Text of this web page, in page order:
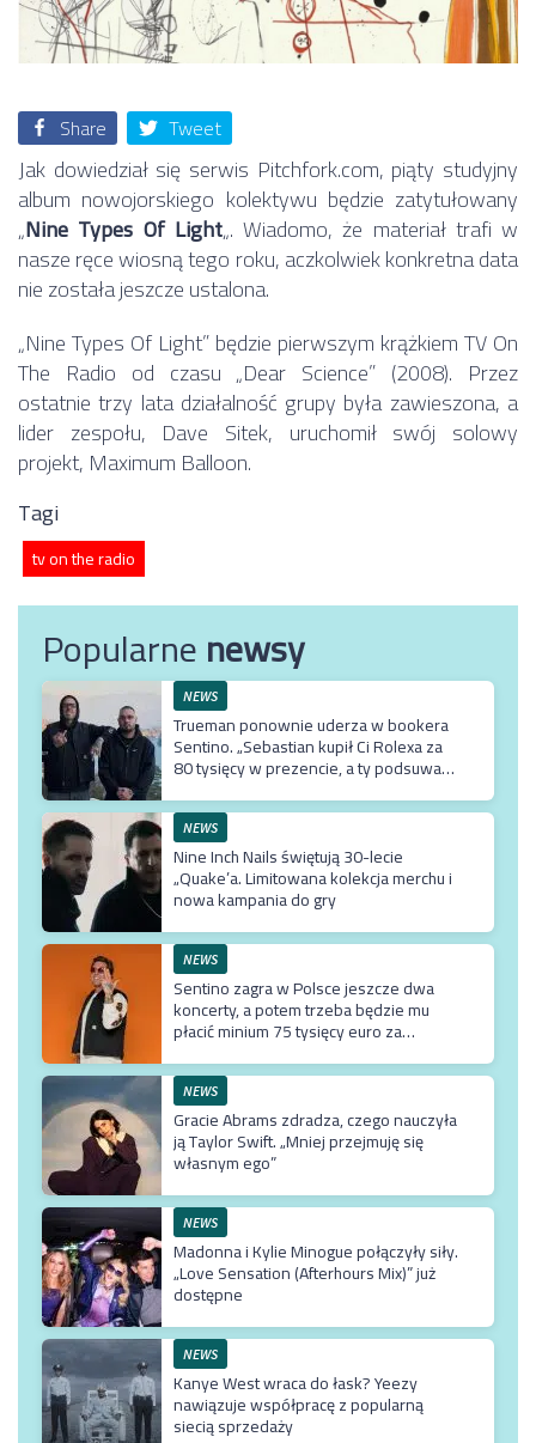
Share Tweet
Jak dowiedział się serwis Pitchfork.com, piąty studyjny
album nowojorskiego kolektywu będzie zatytułowany
„Nine Types Of Light„. Wiadomo, że materiał trafi w
nasze ręce wiosną tego roku, aczkolwiek konkretna data
nie została jeszcze ustalona.
„Nine Types Of Light” będzie pierwszym krążkiem TV On
The Radio od czasu „Dear Science” (2008). Przez
ostatnie trzy lata działalność grupy była zawieszona, a
lider zespołu, Dave Sitek, uruchomił swój solowy
projekt, Maximum Balloon.
Tagi
tv on the radio
Popularnenewsy
NEWS
Trueman ponownie uderza w bookera
Sentino. „Sebastian kupił Ci Rolexa za
80 tysięcy w prezencie, a ty podsuwasz
NEWS
Nine Inch Nails świętują 30-lecie
„Quake’a. Limitowana kolekcja merchu i
nowa kampania do gry
NEWS
Sentino zagra w Polsce jeszcze dwa
koncerty, a potem trzeba będzie mu
płacić minium 75 tysięcy euro za
NEWS
Gracie Abrams zdradza, czego nauczyła
ją Taylor Swift. „Mniej przejmuję się
własnym ego”
NEWS
Madonna i Kylie Minogue połączyły siły.
„Love Sensation (Afterhours Mix)” już
dostępne
NEWS
Kanye West wraca do łask? Yeezy
nawiązuje współpracę z popularną
siecią sprzedaży